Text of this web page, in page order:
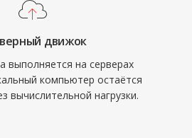
движок
выполняется на серверах
компьютер остаётся
вычислительной нагрузки.